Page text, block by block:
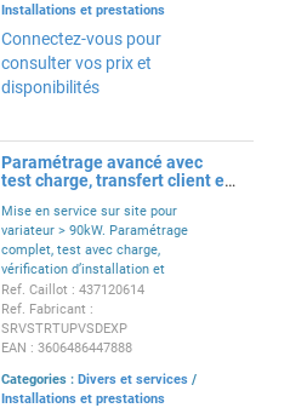
Installations et prestations
Connectez-vous pour
consulter vos prix et
disponibilités
Paramétrage avancé avec
test charge, transfert client et
Mise en service sur site pour
variateur > 90kW. Paramétrage
complet, test avec charge,
vérification d’installation et
conformité avec remise d'un
rapport et conseils de
maintenances.
Ref. Caillot : 437120614
Ref. Fabricant :
SRVSTRTUPVSDEXP
EAN : 3606486447888
Categories : Divers et services /
Installations et prestations